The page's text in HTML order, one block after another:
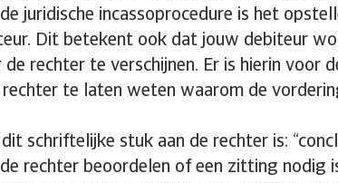
juridische incassoprocedure is het
Dit betekent ook dat jouw debiteur
rechter te verschijnen. Er is hierin voor
te laten weten waarom de
schriftelijke stuk aan de rechter is:
rechter beoordelen of een zitting nodig